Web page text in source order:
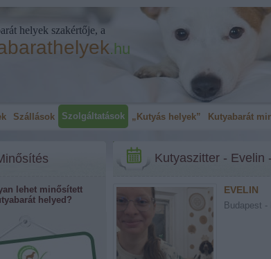
helyek szakértője, a
.hu
Szállások Szolgáltatások „Kutyás helyek” Kutyabarát
lehet minősített
helyed?
Kutyaszitter - Evelin
EVELIN
Budapest -